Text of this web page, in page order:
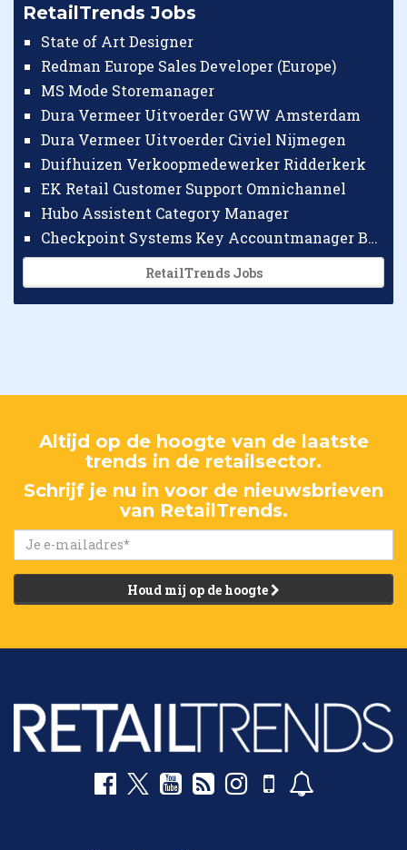
RetailTrends Jobs
State of Art Designer
Redman Europe Sales Developer (Europe)
MS Mode Storemanager
Dura Vermeer Uitvoerder GWW Amsterdam
Dura Vermeer Uitvoerder Civiel Nijmegen
Duifhuizen Verkoopmedewerker Ridderkerk
EK Retail Customer Support Omnichannel
Hubo Assistent Category Manager
Checkpoint Systems Key Accountmanager Benelux
RetailTrends Jobs
Altijd op de hoogte van de laatste
trends in de retailsector.
Schrijf je nu in voor de nieuwsbrieven
van RetailTrends.
Houd mij op de hoogte